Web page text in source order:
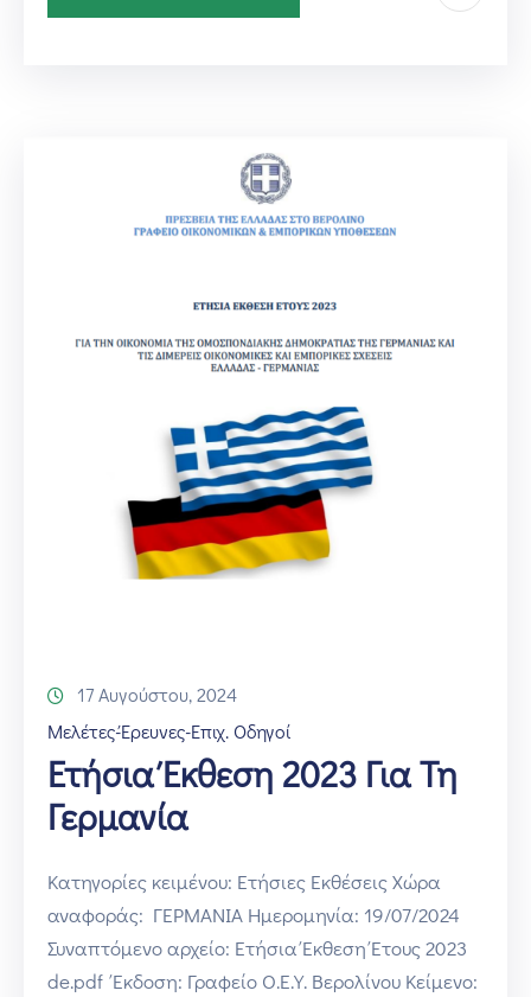
17 Αυγούστου, 2024
Μελέτες-Έρευνες-Επιχ. Οδηγοί
Ετήσια Έκθεση 2023 Για Τη
Γερμανία
Κατηγορίες κειμένου: Ετήσιες Εκθέσεις Χώρα
αναφοράς: ΓΕΡΜΑΝΙΑ Ημερομηνία: 19/07/2024
Συναπτόμενο αρχείο: Ετήσια Έκθεση Έτους 2023
de.pdf Έκδοση: Γραφείο Ο.Ε.Υ. Βερολίνου Κείμενο: